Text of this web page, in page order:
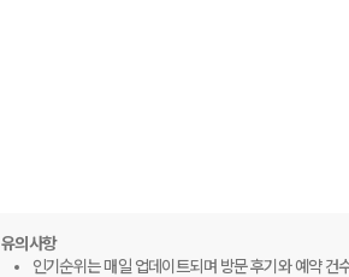
유의사항
인기순위는 매일 업데이트되며 방문 후기와 예약 건